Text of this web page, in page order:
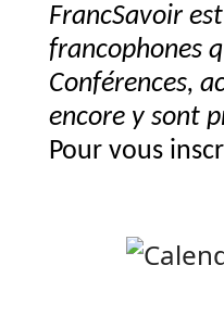
FrancSavoir
francophones
Conférences,
encore y sont
Pour vous